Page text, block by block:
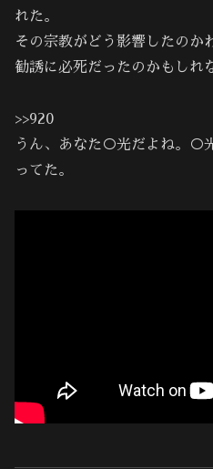
れた。
その宗教がどう影響したのか
勧誘に必死だったのかもしれ
>>920
うん、あなた○光だよね。○
ってた。